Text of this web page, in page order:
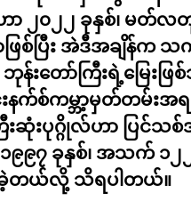
ာ ၂၀၂၂ ခုနှစ်၊ မတ်လ
ြစ်ပြီး အဲဒီအချိန်က သ
န်းတော်ကြီးရဲ့မြေးဖြစ်
နက်စ်ကမ္ဘာ့မှတ်တမ်းအရ
ဆုံးပုဂ္ဂိုလ်ဟာ ပြင်သစ်
း ၁၉၉၇ ခုနှစ်၊ အသက် ၁
တယ်လို့ သိရပါတယ်။